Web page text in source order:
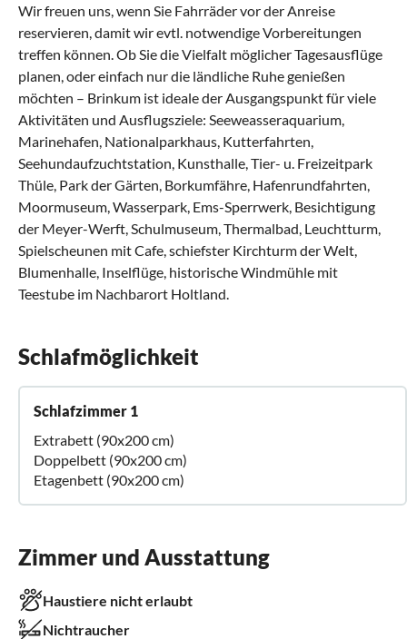
Wir freuen uns, wenn Sie Fahrräder vor der Anreise
reservieren, damit wir evtl. notwendige Vorbereitungen
treffen können. Ob Sie die Vielfalt möglicher Tagesausflüge
planen, oder einfach nur die ländliche Ruhe genießen
möchten – Brinkum ist ideale der Ausgangspunkt für viele
Aktivitäten und Ausflugsziele: Seeweasseraquarium,
Marinehafen, Nationalparkhaus, Kutterfahrten,
Seehundaufzuchtstation, Kunsthalle, Tier- u. Freizeitpark
Thüle, Park der Gärten, Borkumfähre, Hafenrundfahrten,
Moormuseum, Wasserpark, Ems-Sperrwerk, Besichtigung
der Meyer-Werft, Schulmuseum, Thermalbad, Leuchtturm,
Spielscheunen mit Cafe, schiefster Kirchturm der Welt,
Blumenhalle, Inselflüge, historische Windmühle mit
Teestube im Nachbarort Holtland.
Schlafmöglichkeit
Schlafzimmer 1
Extrabett (90x200 cm)
Doppelbett (90x200 cm)
Etagenbett (90x200 cm)
Zimmer und Ausstattung
Haustiere nicht erlaubt
Nichtraucher